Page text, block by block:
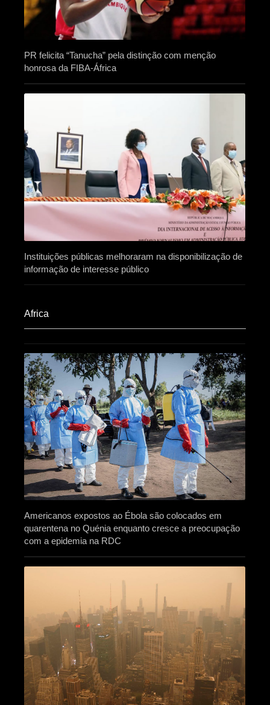
PR felicita “Tanucha” pela distinção com menção
honrosa da FIBA-África
Instituições públicas melhoraram na disponibilização de
informação de interesse público
Africa​
Americanos expostos ao Ébola são colocados em
quarentena no Quénia enquanto cresce a preocupação
com a epidemia na RDC